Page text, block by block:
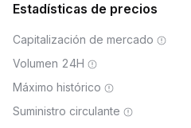
Estadísticas de precios
Capitalización de mercado
Volumen 24H
Máximo histórico
Suministro circulante